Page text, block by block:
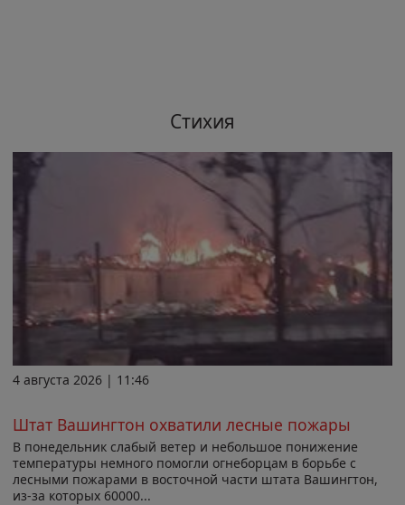
Стихия
4 августа 2026 | 11:46
Штат Вашингтон охватили лесные пожары
В понедельник слабый ветер и небольшое понижение
температуры немного помогли огнеборцам в борьбе с
лесными пожарами в восточной части штата Вашингтон,
из-за которых 60000...